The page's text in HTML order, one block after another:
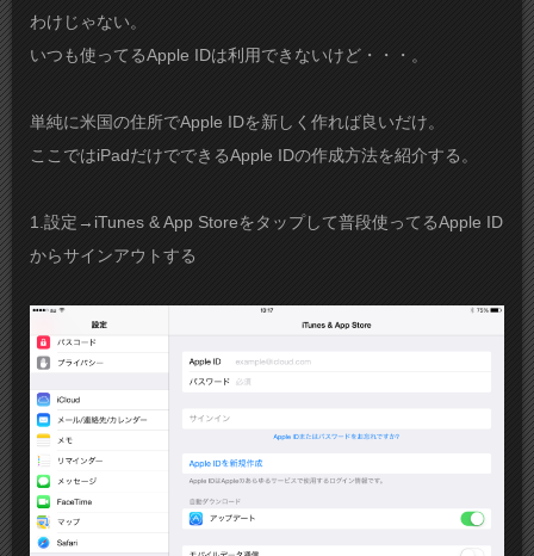
わけじゃない。
いつも使ってるApple IDは利用できないけど・・・。
単純に米国の住所でApple IDを新しく作れば良いだけ。
ここではiPadだけでできるApple IDの作成方法を紹介する。
1.設定→iTunes & App Storeをタップして普段使ってるApple ID
からサインアウトする